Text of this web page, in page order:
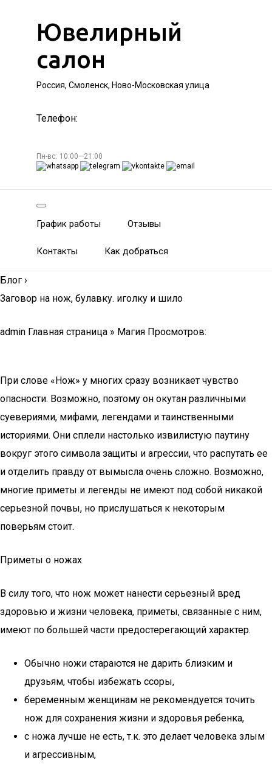
Ювелирный
салон
Россия, Смоленск, Ново-Московская улица
Телефон:
Пн-вс: 10:00—21:00
График работы Отзывы
Контакты Как добраться
Блог ›
Заговор на нож, булавку. иголку и шило
admin Главная страница » Магия Просмотров:
При слове «Нож» у многих сразу возникает чувство
опасности. Возможно, поэтому он окутан различными
суевериями, мифами, легендами и таинственными
историями. Они сплели настолько извилистую паутину
вокруг этого символа защиты и агрессии, что распутать ее
и отделить правду от вымысла очень сложно. Возможно,
многие приметы и легенды не имеют под собой никакой
серьезной почвы, но прислушаться к некоторым
поверьям стоит.
Приметы о ножах
В силу того, что нож может нанести серьезный вред
здоровью и жизни человека, приметы, связанные с ним,
имеют по большей части предостерегающий характер.
Обычно ножи стараются не дарить близким и
друзьям, чтобы избежать ссоры,
беременным женщинам не рекомендуется точить
нож для сохранения жизни и здоровья ребенка,
с ножа лучше не есть, т.к. это делает человека злым
и агрессивным,